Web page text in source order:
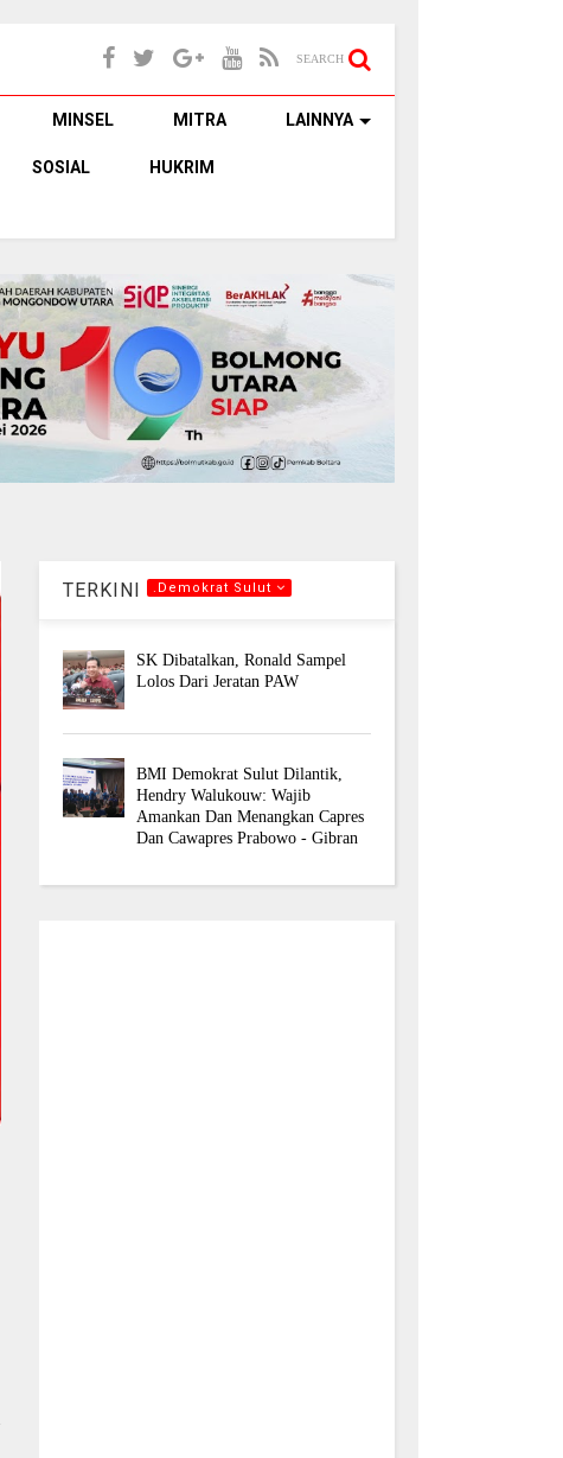
SEARCH
MINSEL MITRA LAINNYA
SOSIAL HUKRIM
TERKINI .Demokrat Sulut
SK Dibatalkan, Ronald Sampel
Lolos Dari Jeratan PAW
BMI Demokrat Sulut Dilantik,
Hendry Walukouw: Wajib
Amankan Dan Menangkan Capres
Dan Cawapres Prabowo - Gibran